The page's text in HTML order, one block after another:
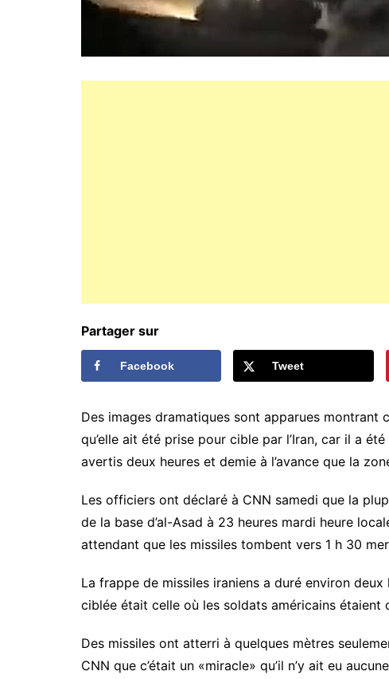
Partager sur
Facebook Tweet
Des images dramatiques sont apparues montrant
qu’elle ait été prise pour cible par l’Iran, car il a
avertis deux heures et demie à l’avance que la
Les officiers ont déclaré à CNN samedi que la
de la base d’al-Asad à 23 heures mardi heure
attendant que les missiles tombent vers 1 h 30
La frappe de missiles iraniens a duré environ
ciblée était celle où les soldats américains étaient
Des missiles ont atterri à quelques mètres
CNN que c’était un «miracle» qu’il n’y ait eu